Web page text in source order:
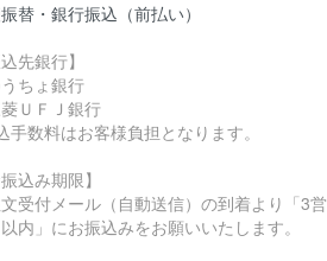
替・銀行振込（前払い）
込先銀行】
うちょ銀行
菱ＵＦＪ銀行
手数料はお客様負担となります。
振込み期限】
受付メール（自動送信）の到着より「3営
内」にお振込みをお願いいたします。